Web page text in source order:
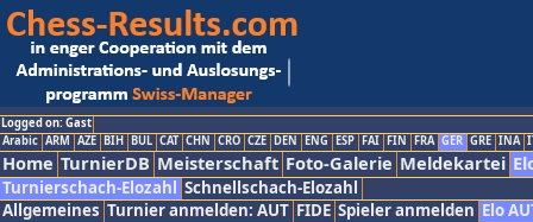
Logged on: Gast
Arabic ARM AZE BIH BUL CAT CHN CRO CZE DEN ENG ESP FAI FIN FRA GER GRE INA
Home TurnierDB Meisterschaft Foto-Galerie Meldekartei
Turnierschach-Elozahl Schnellschach-Elozahl
Allgemeines Turnier anmelden: AUT FIDE Spieler anmelden Elo